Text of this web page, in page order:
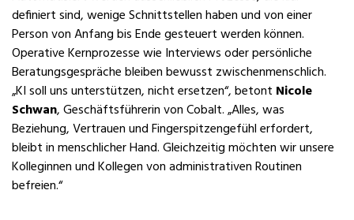
definiert sind, wenige Schnittstellen haben und von einer
Person von Anfang bis Ende gesteuert werden können.
Operative Kernprozesse wie Interviews oder persönliche
Beratungsgespräche bleiben bewusst zwischenmenschlich.
„KI soll uns unterstützen, nicht ersetzen“, betont Nicole
Schwan, Geschäftsführerin von Cobalt. „Alles, was
Beziehung, Vertrauen und Fingerspitzengefühl erfordert,
bleibt in menschlicher Hand. Gleichzeitig möchten wir unsere
Kolleginnen und Kollegen von administrativen Routinen
befreien.“